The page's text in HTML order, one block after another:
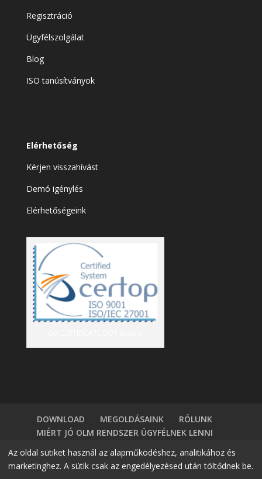
Regisztráció
Ügyfélszolgálat
Blog
ISO tanúsítványok
Elérhetőség
Kérjen visszahívást
Demó igénylés
Elérhetőségeink
DOWNLOAD MEGOLDÁSAINK
RÓLUNK
MIÉRT JÓ OLM RENDSZER ÜGYFÉLNEK LENNI
BELÉPÉS
DEMÓ IGÉNYLÉS KAPCSOLAT
Az oldal sütiket használ az alapműködéshez, analitikához és
marketinghez. A sütik csak az engedélyezésed után töltődnek be.